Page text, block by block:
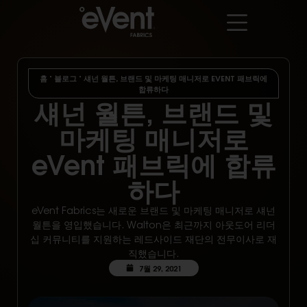
홈 " 블로그 " 섀넌 월튼, 브랜드 및 마케팅 매니저로 EVENT 패브릭에
합류하다
섀넌 월튼, 브랜드 및
마케팅 매니저로
eVent 패브릭에 합류
하다
eVent Fabrics는 새로운 브랜드 및 마케팅 매니저로 섀넌
월튼을 영입했습니다. Walton은 최근까지 아웃도어 리더
십 커뮤니티를 지원하는 레드사이드 재단의 전무이사로 재
직했습니다.
7월 29, 2021